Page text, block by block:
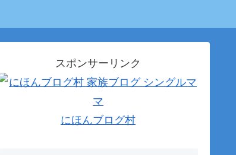
スポンサーリンク
にほんブログ村